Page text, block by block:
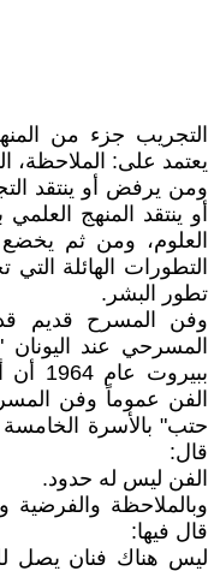
التجريب جزء من
يعتمد على: الملاحظة،
ومن يرفض أو ينتقد
أو ينتقد المنهج
العلوم، ومن ثم يخضع
التطورات الهائلة
تطور البشر.
وفن المسرح قديم
المسرحي عند اليونان
الفن عموماً وفن
قال:
الفن ليس له حدود.
وبالملاحظة والفرضية
قال فيها:
ليس هناك فنان يصل